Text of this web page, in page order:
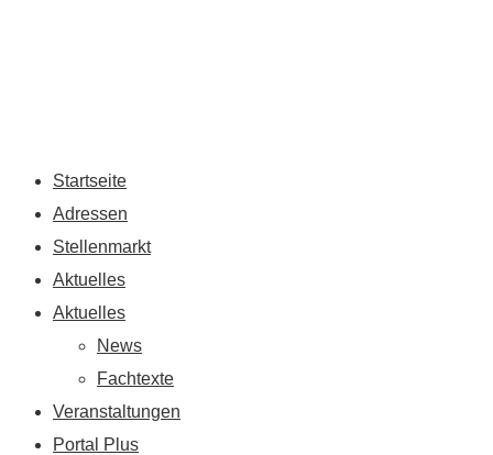
Startseite
Adressen
Stellenmarkt
Aktuelles
Aktuelles
News
Fachtexte
Veranstaltungen
Portal Plus